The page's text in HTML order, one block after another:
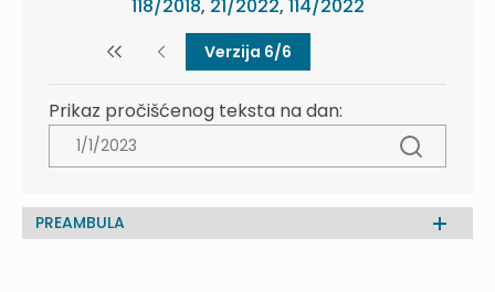
118/2018, 21/2022, 114/2022
Verzija 6/6
Prikaz pročišćenog teksta na dan:
PREAMBULA